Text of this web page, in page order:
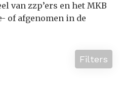
van zzp’ers en het MKB
of afgenomen in de
Filters